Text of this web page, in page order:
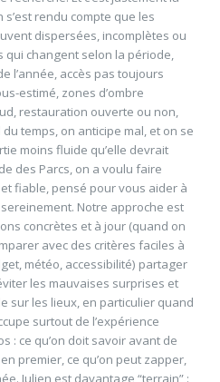
s’est rendu compte que les
dispersées, incomplètes ou
qui changent selon la période,
l’année, accès pas toujours
estimé, zones d’ombre
restauration ouverte ou non,
temps, on anticipe mal, et on se
moins fluide qu’elle devrait
des Parcs, on a voulu faire
fiable, pensé pour vous aider à
Notre approche est
concrètes et à jour (quand on
avec des critères faciles à
météo, accessibilité) partager
les mauvaises surprises et
sur les lieux, en particulier quand
surtout de l’expérience
: ce qu’on doit savoir avant de
premier, ce qu’on peut zapper,
Julien est davantage “terrain” :